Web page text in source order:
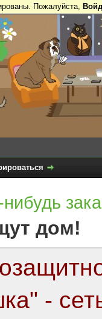
Пожалуйста,
дом!
-